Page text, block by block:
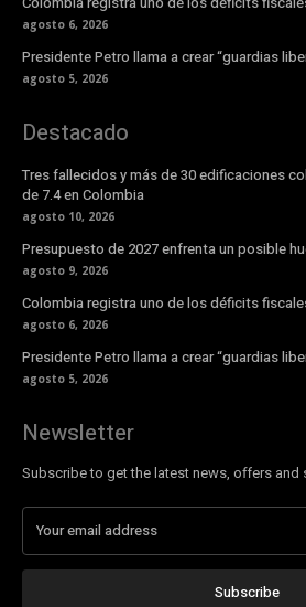
agosto 6, 2026
Presidente Petro llama a crear “guardias
agosto 5, 2026
Destacado
Tres fallecidos y más de 30 edificaciones
de 7.4 en Colombia
agosto 10, 2026
Presupuesto de 2027 enfrenta un posible
agosto 9, 2026
Colombia registra uno de los déficits
agosto 6, 2026
Presidente Petro llama a crear “guardias
agosto 5, 2026
Newsletter
Subscribe to get the latest news, offers and
Subscribe